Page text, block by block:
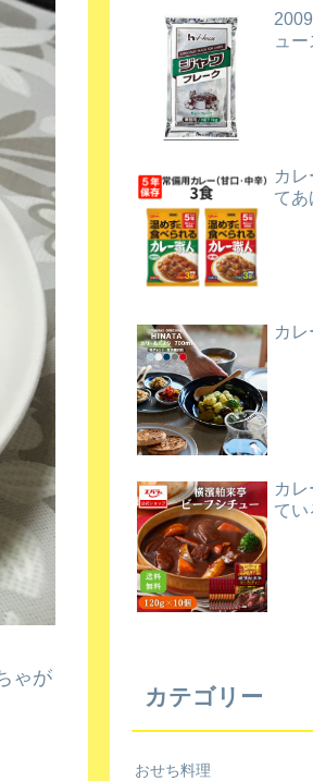
ゃが
ュー
カ
てあ
カ
カ
てい
カテゴリー
おせち料理